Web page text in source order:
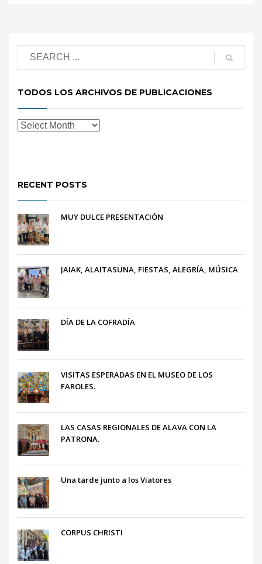
TODOS LOS ARCHIVOS DE PUBLICACIONES
RECENT POSTS
MUY DULCE PRESENTACIÓN
JAIAK, ALAITASUNA, FIESTAS, ALEGRÍA, MÚSICA
DÍA DE LA COFRADÍA
VISITAS ESPERADAS EN EL MUSEO DE LOS
FAROLES.
LAS CASAS REGIONALES DE ALAVA CON LA
PATRONA.
Una tarde junto a los Viatores
CORPUS CHRISTI